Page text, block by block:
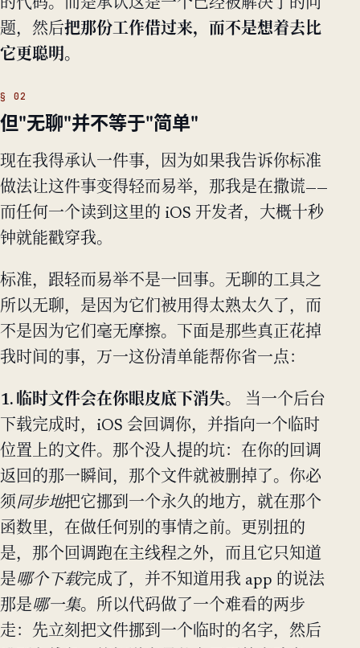
的代码。而是承认这是一个已经被解决了的问
题，然后把那份工作借过来，而不是想着去比
它更聪明。
但"无聊"并不等于"简单"
现在我得承认一件事，因为如果我告诉你标准
做法让这件事变得轻而易举，那我是在撒谎——
而任何一个读到这里的 iOS 开发者，大概十秒
钟就能戳穿我。
标准，跟轻而易举不是一回事。无聊的工具之
所以无聊，是因为它们被用得太熟太久了，而
不是因为它们毫无摩擦。下面是那些真正花掉
我时间的事，万一这份清单能帮你省一点：
1. 临时文件会在你眼皮底下消失。
当一个后台
下载完成时，iOS 会回调你，并指向一个临时
位置上的文件。那个没人提的坑：在你的回调
返回的那一瞬间，那个文件就被删掉了。你必
须同步地把它挪到一个永久的地方，就在那个
函数里，在做任何别的事情之前。更别扭的
是，那个回调跑在主线程之外，而且它只知道
是哪个下载完成了，并不知道用我 app 的说法
那是哪一集。所以代码做了一个难看的两步
走：先立刻把文件挪到一个临时的名字，然后